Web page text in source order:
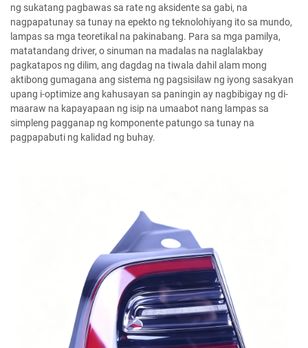
ng sukatang pagbawas sa rate ng aksidente sa gabi, na
nagpapatunay sa tunay na epekto ng teknolohiyang ito sa mundo,
lampas sa mga teoretikal na pakinabang. Para sa mga pamilya,
matatandang driver, o sinuman na madalas na naglalakbay
pagkatapos ng dilim, ang dagdag na tiwala dahil alam mong
aktibong gumagana ang sistema ng pagsisilaw ng iyong sasakyan
upang i-optimize ang kahusayan sa paningin ay nagbibigay ng di-
maaraw na kapayapaan ng isip na umaabot nang lampas sa
simpleng pagganap ng komponente patungo sa tunay na
pagpapabuti ng kalidad ng buhay.